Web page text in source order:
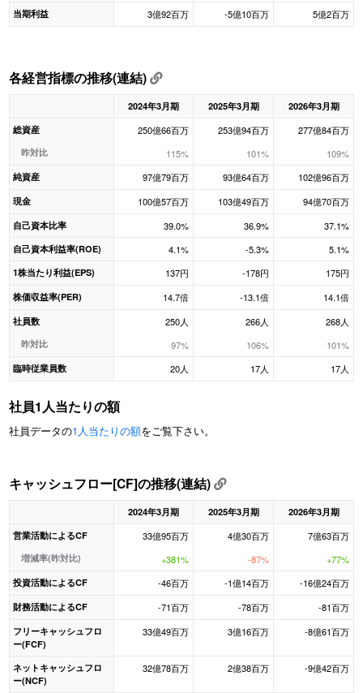
当期利益 3億92百万 -5億10百万 5億2百万
各経営指標の推移(連結)
2024年3月期 2025年3月期
2026年3月期
総資産
昨対比
250億66百万
115%
253億94百万
101%
277億84百万
109%
純資産 97億79百万 93億64百万 102億96百万
現金 100億57百万 103億49百万 94億70百万
自己資本比率 39.0% 36.9% 37.1%
自己資本利益率(ROE) 4.1% -5.3% 5.1%
1株当たり利益(EPS) 137円 -178円 175円
株価収益率(PER) 14.7倍 -13.1倍 14.1倍
社員数
昨対比
250人
97%
266人
106%
268人
101%
臨時従業員数 20人 17人 17人
社員1人当たりの額
社員データの1人当たりの額をご覧下さい。
キャッシュフロー[CF]の推移(連結)
2024年3月期 2025年3月期
2026年3月期
営業活動によるCF
増減率(昨対比)
33億95百万
+381%
4億30百万
-87%
7億63百万
+77%
投資活動によるCF -46百万 -1億14百万 -16億24百万
財務活動によるCF -71百万 -78百万 -81百万
フリーキャッシュフロ
ー(FCF)
33億49百万 3億16百万 -8億61百万
ネットキャッシュフロ
ー(NCF)
32億78百万 2億38百万 -9億42百万